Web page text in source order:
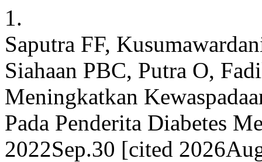
1.
Saputra FF,
Siahaan PBC, Putra O,
Meningkatkan
Pada Penderita Diabetes
2022Sep.30 [cited